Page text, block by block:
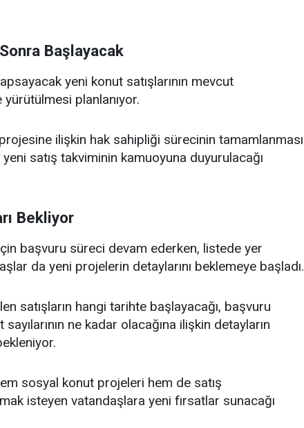
Başlayacak
yeni konut satışlarının mevcut
planlanıyor.
ilişkin hak sahipliği sürecinin tamamlanması
satış takviminin kamuoyuna duyurulacağı
Bekliyor
başvuru süreci devam ederken, listede yer
da yeni projelerin detaylarını beklemeye başladı.
satışların hangi tarihte başlayacağı, başvuru
sayılarının ne kadar olacağına ilişkin detayların
sosyal konut projeleri hem de satış
isteyen vatandaşlara yeni fırsatlar sunacağı